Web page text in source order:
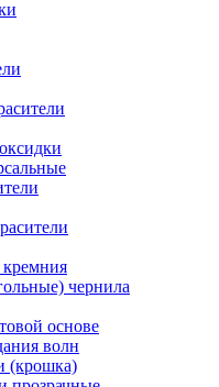
чернила
основе
волн
(крошка)